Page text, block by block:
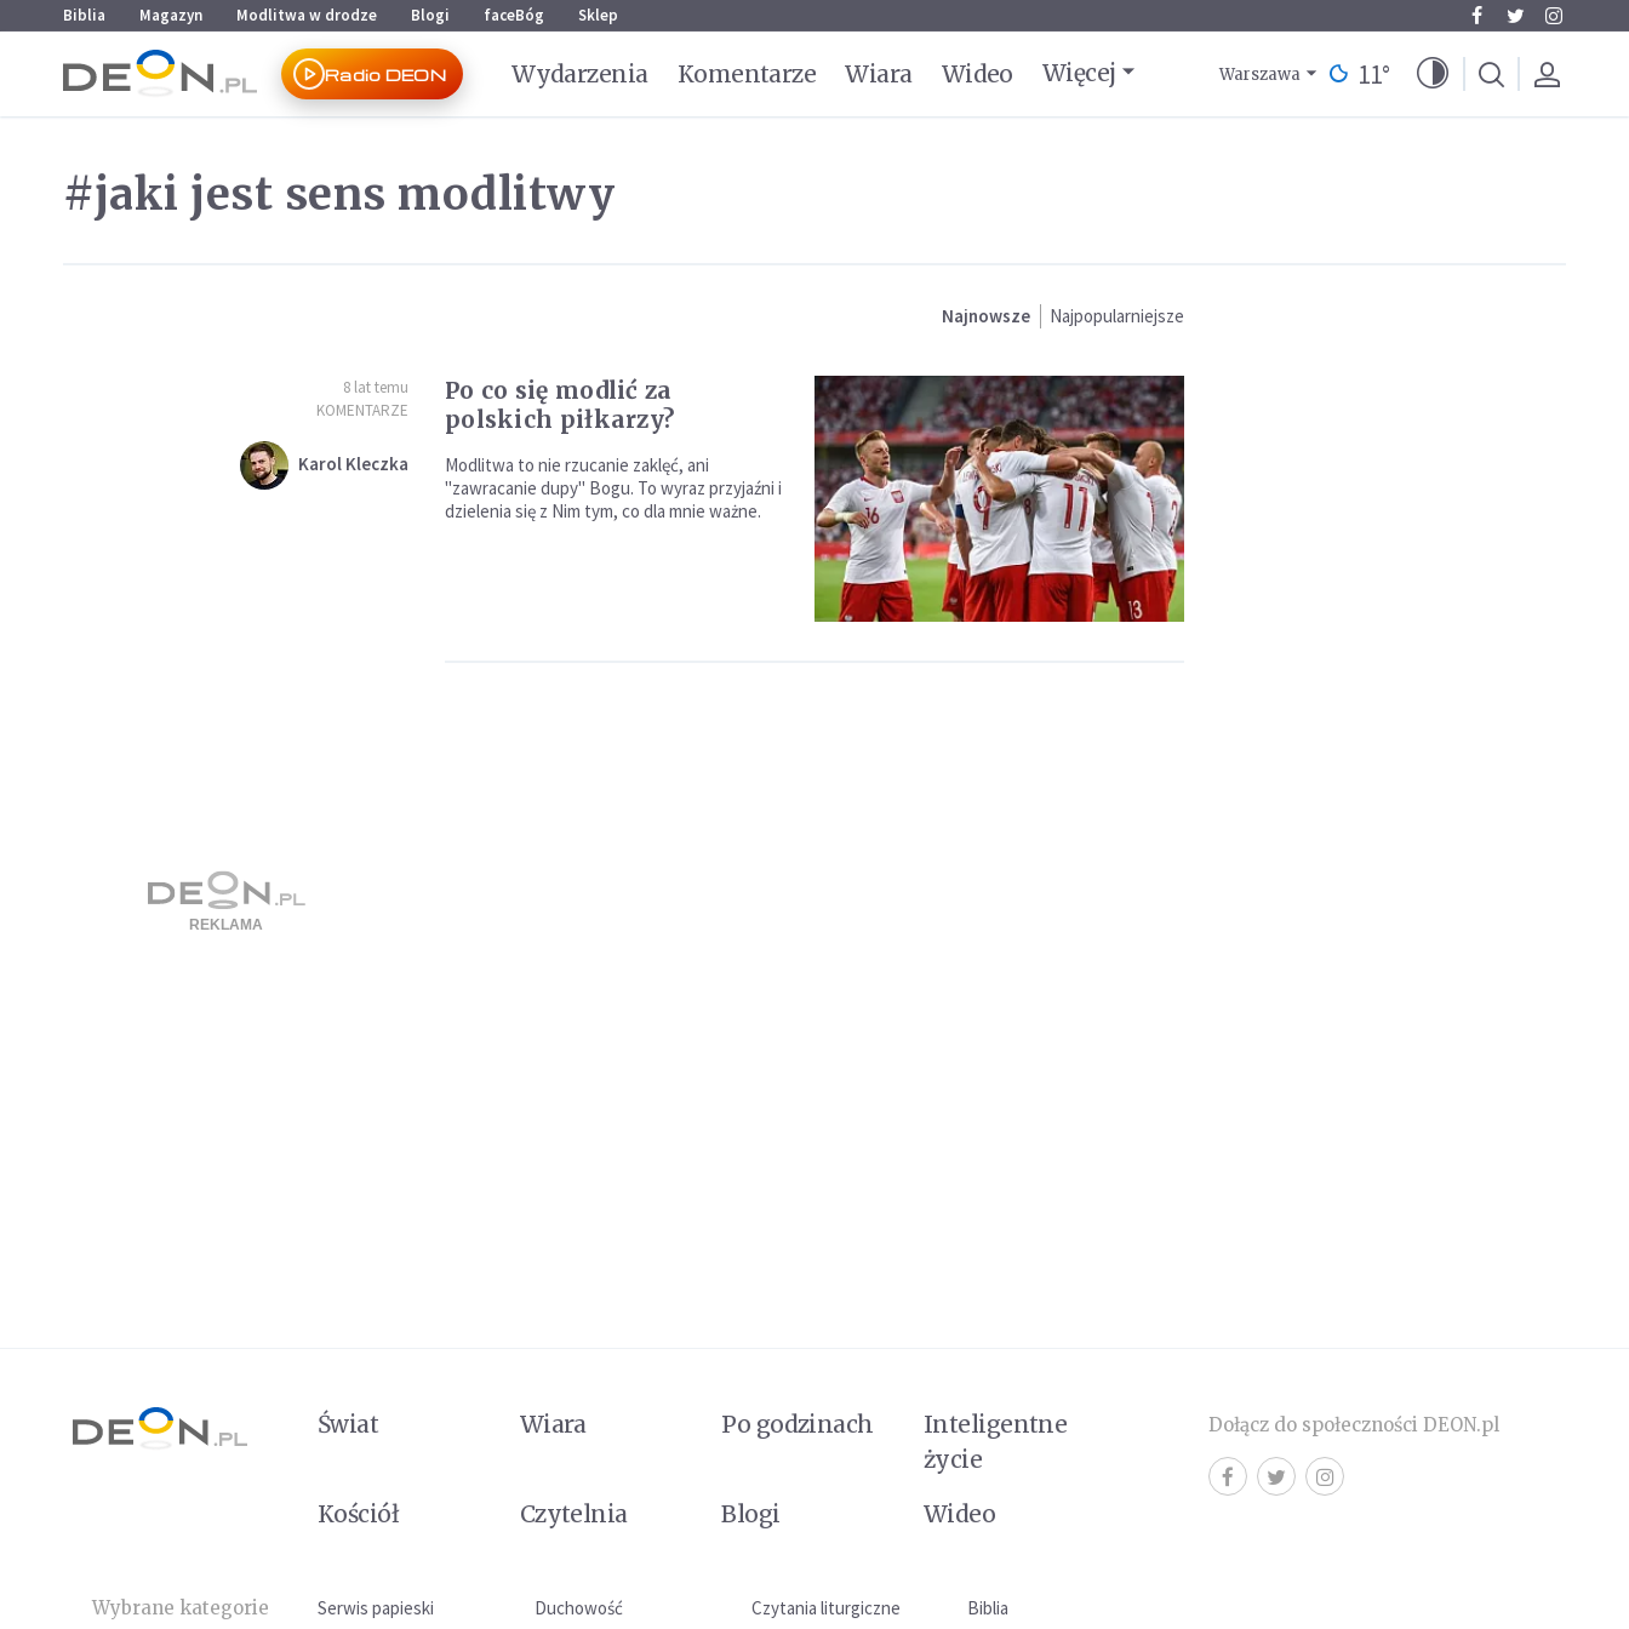
Przejdź do menu głównego
Przejdź do treści
Biblia Magazyn Modlitwa w drodze Blogi faceBóg Sklep
Radio DEON Wydarzenia Komentarze Wiara Wideo Więcej Warszawa 11°
#jaki jest sens modlitwy
Najnowsze Najpopularniejsze
8 lat temu
KOMENTARZE
Karol Kleczka
Po co się modlić za
polskich piłkarzy?
Modlitwa to nie rzucanie zaklęć, ani
"zawracanie dupy" Bogu. To wyraz przyjaźni i
dzielenia się z Nim tym, co dla mnie ważne.
Świat Wiara Po godzinach
Inteligentne
życie
Kościół
Czytelnia Blogi Wideo
Wybrane kategorie Serwis papieski Duchowość Czytania liturgiczne Biblia
Dołącz do społeczności DEON.pl